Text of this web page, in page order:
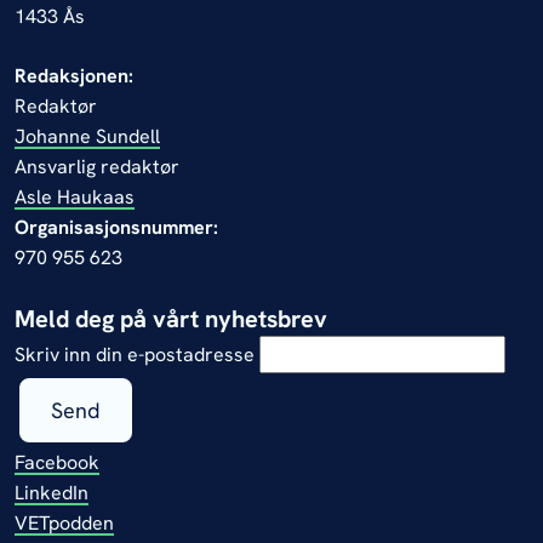
hyodysenteriae(avlsbesetninger,
dysenteriutbrudd): Svaberprøver (med
kullmedium) fra endetarm på 60 griser
per besetning. Helsetjenesten for svin
kan ha egne retningslinjer for
prøvetaking i ulike kategorier
besetninger.
1433 Ås
Redaksjonen:
Redaktør
Johanne Sundell
Ansvarlig redaktør
Asle Haukaas
Organisasjonsnummer:
970 955 623
Meld deg på vårt nyhetsbrev
Skriv inn din e-postadresse
Send
Facebook
LinkedIn
VETpodden